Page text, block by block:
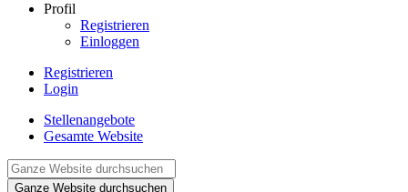
Profil
Registrieren
Einloggen
Registrieren
Login
Stellenangebote
Gesamte Website